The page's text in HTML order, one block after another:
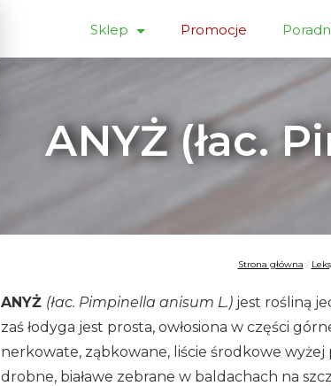
Sklep Promocje
ANYŻ (łac.
Strona główna /
ANYŻ (łac. Pimpinella anisum L.) jest rośliną
zaś łodyga jest prosta, owłosiona w części
nerkowate, ząbkowane, liście środkowe wyżej
drobne, białawe zebrane w baldachach na